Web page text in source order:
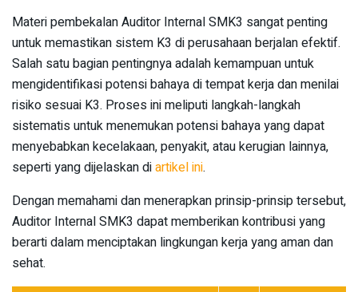
Materi pembekalan Auditor Internal SMK3 sangat penting
untuk memastikan sistem K3 di perusahaan berjalan efektif.
Salah satu bagian pentingnya adalah kemampuan untuk
mengidentifikasi potensi bahaya di tempat kerja dan menilai
risiko sesuai K3. Proses ini meliputi langkah-langkah
sistematis untuk menemukan potensi bahaya yang dapat
menyebabkan kecelakaan, penyakit, atau kerugian lainnya,
seperti yang dijelaskan diartikel ini.
Dengan memahami dan menerapkan prinsip-prinsip tersebut,
Auditor Internal SMK3 dapat memberikan kontribusi yang
berarti dalam menciptakan lingkungan kerja yang aman dan
sehat.